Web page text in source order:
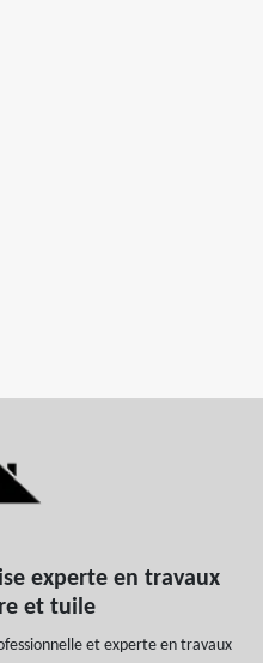
experte en travaux
et tuile
et experte en travaux